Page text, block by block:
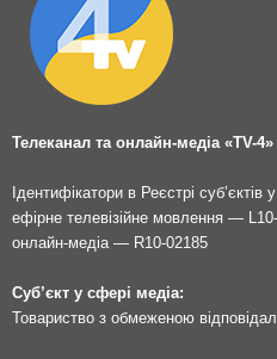
Телеканал та онлайн-медіа «TV-4»
Ідентифікатори в Реєстрі суб’єктів
ефірне телевізійне мовлення —
онлайн-медіа — R10-02185
Суб’єкт у сфері медіа:
Товариство з обмеженою